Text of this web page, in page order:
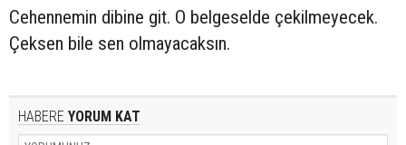
Cehennemin dibine git. O belgeselde çekilmeyecek.
Çeksen bile sen olmayacaksın.
HABERE YORUM KAT